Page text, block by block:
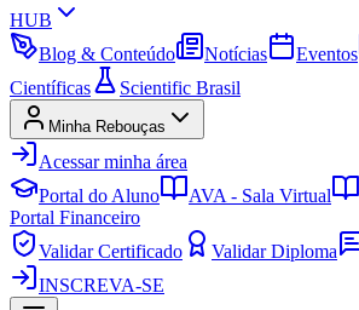
HUB
Blog & Conteúdo
Notícias Eventos
Científicas
Scientific Brasil
Minha Rebouças
Acessar minha área
Portal do Aluno
AVA - Sala Virtual
Portal Financeiro
Validar Certificado
Validar Diploma
INSCREVA-SE